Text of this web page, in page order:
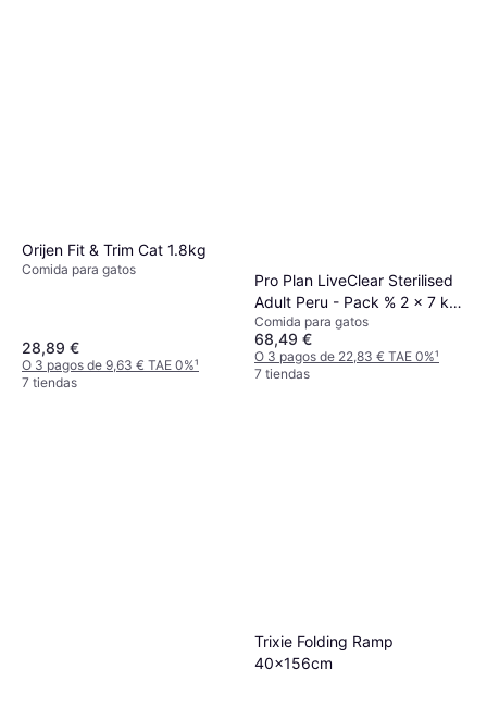
Orijen Fit & Trim Cat 1.8kg
Comida para gatos
28,89 €
O 3 pagos de 9,63 € TAE 0%¹
7 tiendas
Pro Plan LiveClear Sterilised
Adult Peru - Pack % 2 x 7 kg
7kg
Comida para gatos
68,49 €
O 3 pagos de 22,83 € TAE 0%¹
7 tiendas
Trixie Folding Ramp
40x156cm